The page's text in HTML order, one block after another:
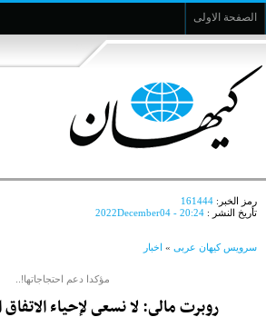
الصفحة الاولى
رمز الخبر: 161444
تأريخ النشر : 2022December04 - 20:24
سرویس کیهان عربی » اخبار
مؤكدا دعم احتجاجاتها!..
روبرت مالي: لا نسعى لإحياء